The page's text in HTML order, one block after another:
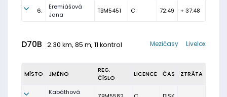
6.
Eremiášová
Jana
TBM5451 C 72:49 + 37:48
D70B 2.30 km, 85 m, 11 kontrol Livelox
Mezičasy
MÍSTO JMÉNO
REG.
ČÍSLO
LICENCE ČAS ZTRÁTA
Kabáthová